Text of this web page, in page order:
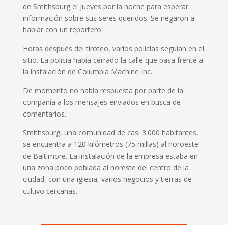
de Smithsburg el jueves por la noche para esperar
información sobre sus seres queridos. Se negaron a
hablar con un reportero.
Horas después del tiroteo, varios policías seguían en el
sitio. La policía había cerrado la calle que pasa frente a
la instalación de Columbia Machine Inc.
De momento no había respuesta por parte de la
compañía a los mensajes enviados en busca de
comentarios.
Smithsburg, una comunidad de casi 3.000 habitantes,
se encuentra a 120 kilómetros (75 millas) al noroeste
de Baltimore. La instalación de la empresa estaba en
una zona poco poblada al noreste del centro de la
ciudad, con una iglesia, varios negocios y tierras de
cultivo cercanas.